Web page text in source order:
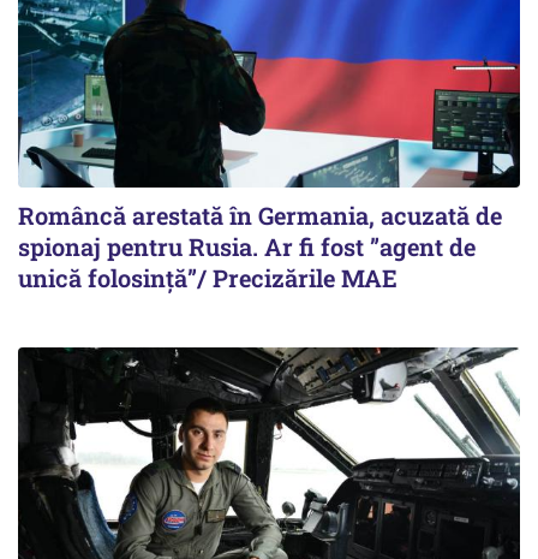
Româncă arestată în Germania, acuzată de
spionaj pentru Rusia. Ar fi fost ”agent de
unică folosință”/ Precizările MAE